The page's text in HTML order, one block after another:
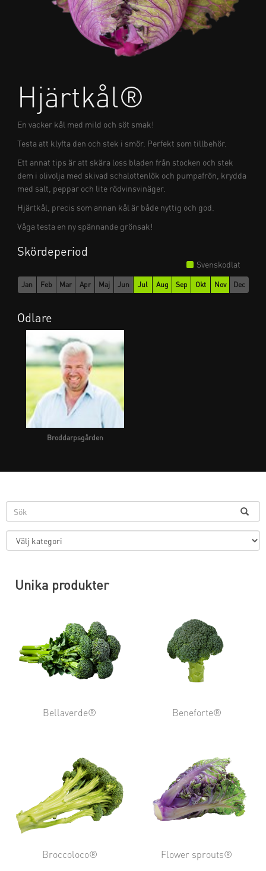
Hjärtkål®
En vacker kål med mild och söt smak!
Testa att klyfta den och stek i smör. Perfekt som tillbehör.
Ett annat tips är att skära loss bladen från stocken och stek
dem i olivolja med skivad schalottenlök och pumpafrön, krydda
med salt, peppar och lite rödvinsvinäger.
Hjärtkål, precis som annan kål är både nyttig och god.
Våga testa en ny spännande grönsak!
Skördeperiod
Svenskodlat
Jan Feb Mar Apr Maj Jun Jul Aug Sep Okt Nov Dec
Odlare
Broddarpsgården
Unika produkter
Bellaverde® Beneforte®
Broccoloco® Flower sprouts®